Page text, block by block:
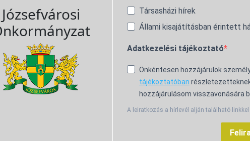
Józsefvárosi
Társasházi hírek
Állami kisajátításban érintett
Adatkezelési tájékoztató
Önkéntesen hozzájárulok
tájékoztatóban
hozzájárulásom visszavonására
A leiratkozás a hírlevél alján található